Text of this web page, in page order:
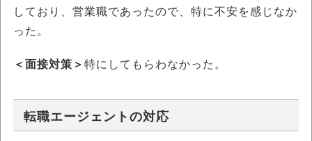
しており、営業職であったので、特に不安を感じなか
った。
＜面接対策＞ 特にしてもらわなかった。
転職エージェントの対応